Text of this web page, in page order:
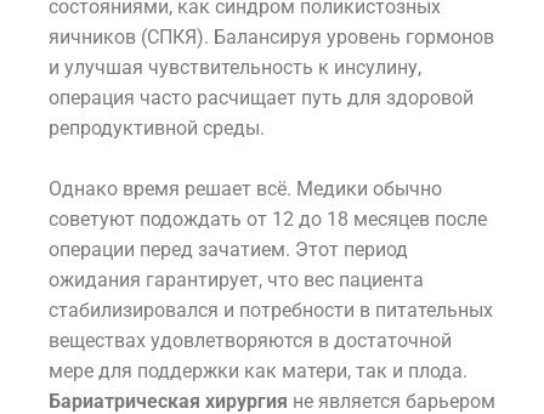
состояниями, как синдром поликистозных
яичников (СПКЯ). Балансируя уровень гормонов
и улучшая чувствительность к инсулину,
операция часто расчищает путь для здоровой
репродуктивной среды.
Однако время решает всё. Медики обычно
советуют подождать от 12 до 18 месяцев после
операции перед зачатием. Этот период
ожидания гарантирует, что вес пациента
стабилизировался и потребности в питательных
веществах удовлетворяются в достаточной
мере для поддержки как матери, так и плода.
Бариатрическая хирургия не является барьером